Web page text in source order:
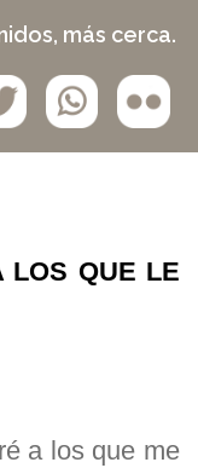
más cerca.
LOS QUE LE
a los que me